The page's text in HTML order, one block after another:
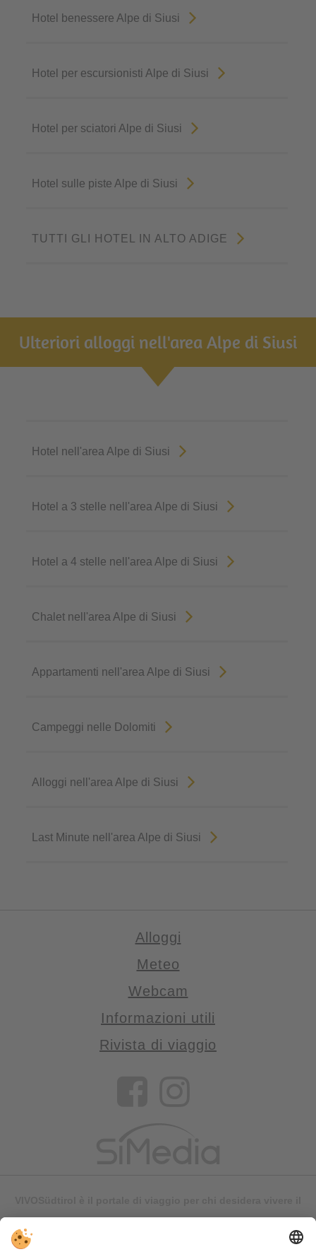
Hotel benessere Alpe di Siusi
Hotel per escursionisti Alpe di Siusi
Hotel per sciatori Alpe di Siusi
Hotel sulle piste Alpe di Siusi
TUTTI GLI HOTEL IN ALTO ADIGE
Ulteriori alloggi nell'area Alpe di Siusi
Hotel nell'area Alpe di Siusi
Hotel a 3 stelle nell'area Alpe di Siusi
Hotel a 4 stelle nell'area Alpe di Siusi
Chalet nell'area Alpe di Siusi
Appartamenti nell'area Alpe di Siusi
Campeggi nelle Dolomiti
Alloggi nell'area Alpe di Siusi
Last Minute nell'area Alpe di Siusi
Alloggi
Meteo
Webcam
Informazioni utili
Rivista di viaggio